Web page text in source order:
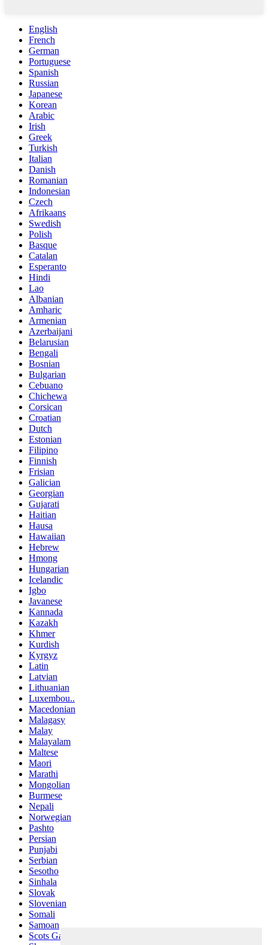
English
French
German
Portuguese
Spanish
Russian
Japanese
Korean
Arabic
Irish
Greek
Turkish
Italian
Danish
Romanian
Indonesian
Czech
Afrikaans
Swedish
Polish
Basque
Catalan
Esperanto
Hindi
Lao
Albanian
Amharic
Armenian
Azerbaijani
Belarusian
Bengali
Bosnian
Bulgarian
Cebuano
Chichewa
Corsican
Croatian
Dutch
Estonian
Filipino
Finnish
Frisian
Galician
Georgian
Gujarati
Haitian
Hausa
Hawaiian
Hebrew
Hmong
Hungarian
Icelandic
Igbo
Javanese
Kannada
Kazakh
Khmer
Kurdish
Kyrgyz
Latin
Latvian
Lithuanian
Luxembou..
Macedonian
Malagasy
Malay
Malayalam
Maltese
Maori
Marathi
Mongolian
Burmese
Nepali
Norwegian
Pashto
Persian
Punjabi
Serbian
Sesotho
Sinhala
Slovak
Slovenian
Somali
Samoan
Scots Gaelic